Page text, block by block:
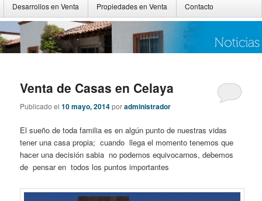
Desarrollos en Venta Propiedades en Venta Contacto
Venta de Casas en Celaya
Publicado el10 mayo, 2014poradministrador
El sueño de toda familia es en algún punto de nuestras vidas
tener una casa propia; cuando llega el momento tenemos que
hacer una decisión sabia no podemos equivocarnos, debemos
de pensar en todos los puntos importantes